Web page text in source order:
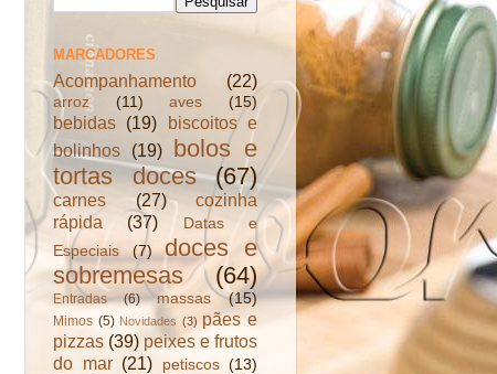
MARCADORES
Acompanhamento (22)
arroz (11) aves (15)
bebidas (19)
biscoitos e
bolinhos
(19)
bolos e
tortas doces
(67)
carnes (27)
cozinha
rápida
(37)
Datas e
Especiais
(7)
doces e
sobremesas
(64)
Entradas (6) massas (15)
Mimos (5) Novidades (3) pães e
pizzas (39) peixes e frutos
do mar (21) petiscos (13)